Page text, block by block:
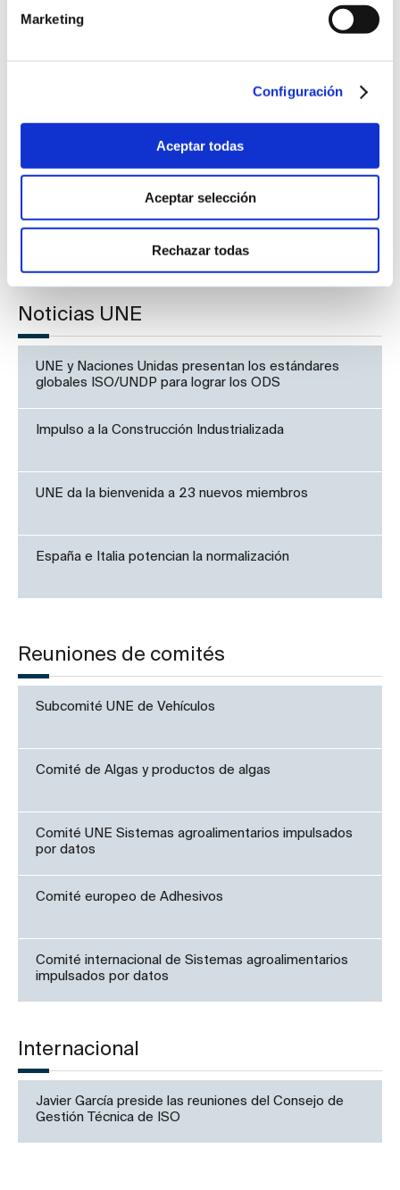
Marketing
Configuración
Aceptar todas
Aceptar selección
Rechazar todas
Publicación de International Electrotechnical
Commission
Noticias UNE
UNE y Naciones Unidas presentan los estándares
globales ISO/UNDP para lograr los ODS
Impulso a la Construcción Industrializada
UNE da la bienvenida a 23 nuevos miembros
España e Italia potencian la normalización
Reuniones de comités
Subcomité UNE de Vehículos
Comité de Algas y productos de algas
Comité UNE Sistemas agroalimentarios impulsados
por datos
Comité europeo de Adhesivos
Comité internacional de Sistemas agroalimentarios
impulsados por datos
Internacional
Javier García preside las reuniones del Consejo de
Gestión Técnica de ISO